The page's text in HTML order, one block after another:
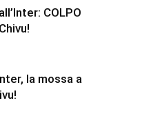
COLPO
la mossa a